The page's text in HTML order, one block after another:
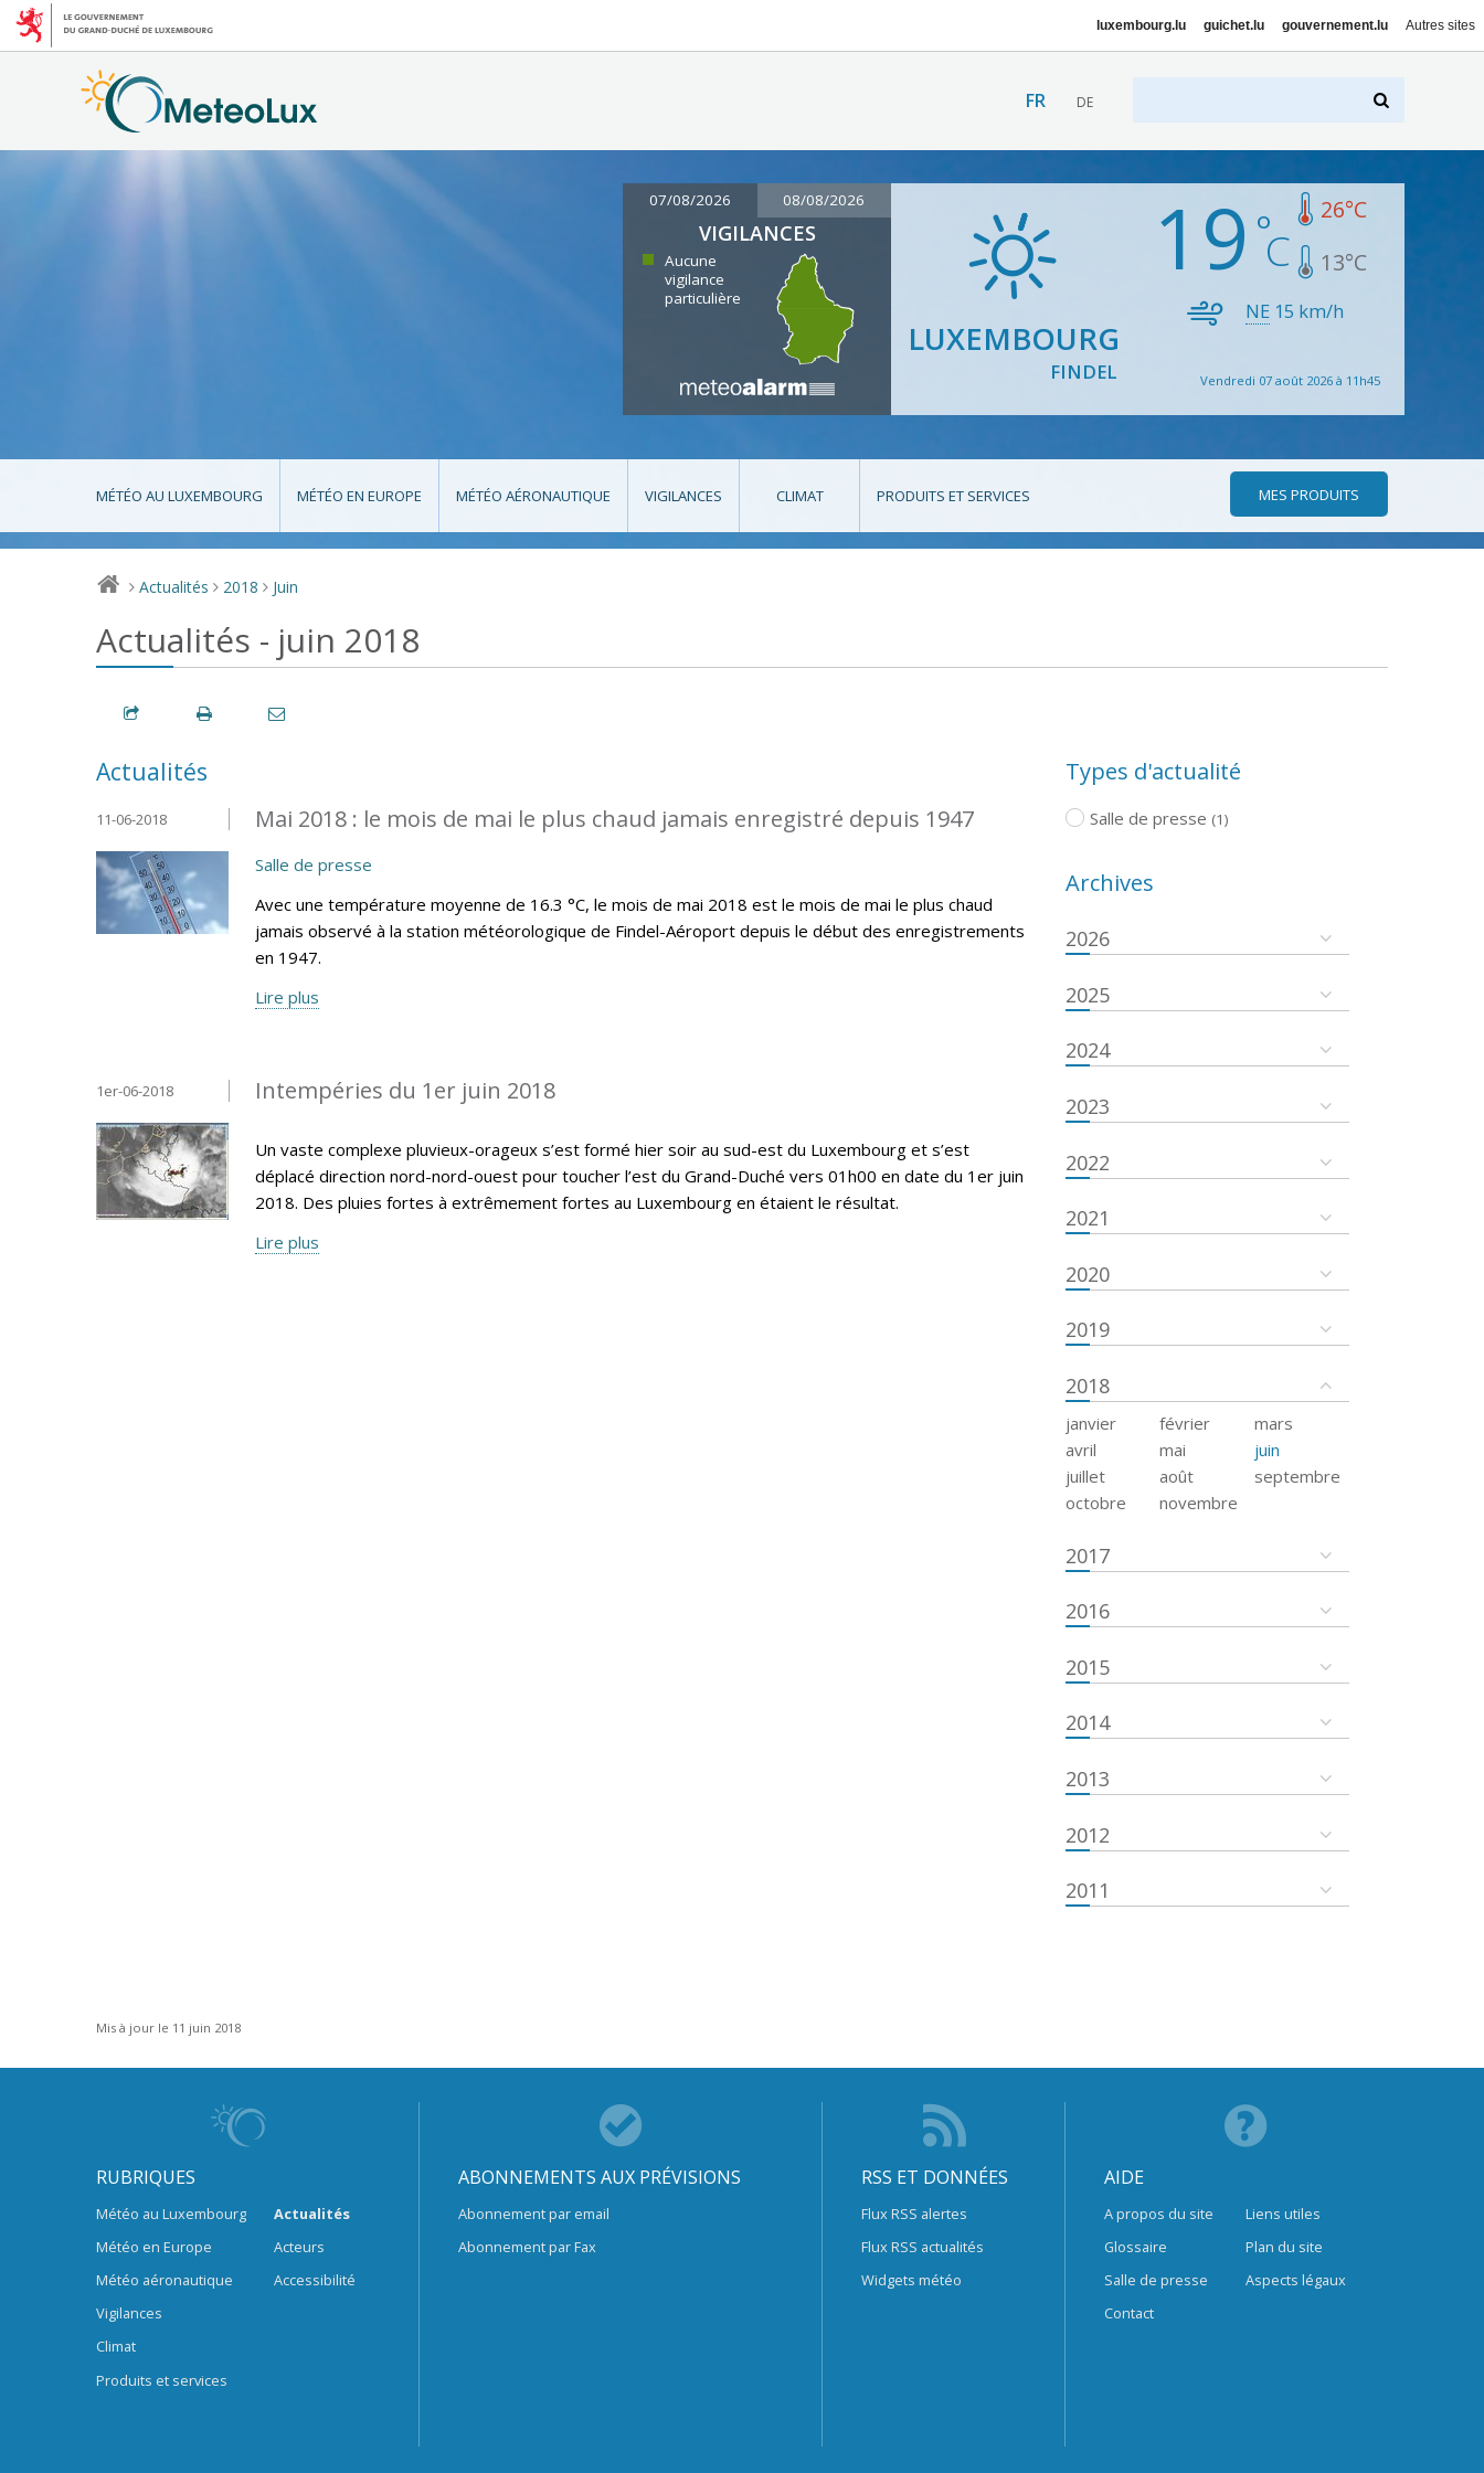
luxembourg.lu guichet.lu gouvernement.lu Autres sites
FR DE
07/08/2026 08/08/2026
VIGILANCES
Aucune
vigilance
particulière
LUXEMBOURG
FINDEL
19 26°C
13°C
NE 15 km/h
Vendredi 07 août 2026 à 11h45
MÉTÉO AU LUXEMBOURG MÉTÉO EN EUROPE MÉTÉO AÉRONAUTIQUE VIGILANCES CLIMAT PRODUITS ET SERVICES MES PRODUITS
> Actualités > 2018 > Juin
Actualités - juin 2018
Actualités
Mai 2018 : le mois de mai le plus chaud jamais enregistré depuis 1947
11-06-2018
Salle de presse
Avec une température moyenne de 16.3 °C, le mois de mai 2018 est le mois de mai le plus chaud
jamais observé à la station météorologique de Findel-Aéroport depuis le début des enregistrements
en 1947.
Lire plus
Intempéries du 1er juin 2018
1er-06-2018
Un vaste complexe pluvieux-orageux s’est formé hier soir au sud-est du Luxembourg et s’est
déplacé direction nord-nord-ouest pour toucher l’est du Grand-Duché vers 01h00 en date du 1er juin
2018. Des pluies fortes à extrêmement fortes au Luxembourg en étaient le résultat.
Lire plus
Types d'actualité
Salle de presse (1)
Archives
2026
2025
2024
2023
2022
2021
2020
2019
2018
janvier février
mars
avril
mai
juin
juillet
août
septembre
octobre
novembre
2017
2016
2015
2014
2013
2012
2011
Mis à jour le 11 juin 2018
RUBRIQUES
Météo au Luxembourg
Météo en Europe
Météo aéronautique
Vigilances
Climat
Produits et services
Actualités
Acteurs
Accessibilité
ABONNEMENTS AUX PRÉVISIONS
Abonnement par email
Abonnement par Fax
RSS ET DONNÉES
Flux RSS alertes
Flux RSS actualités
Widgets météo
AIDE
A propos du site
Glossaire
Salle de presse
Contact
Liens utiles
Plan du site
Aspects légaux